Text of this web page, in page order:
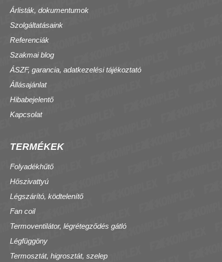
Árlisták, dokumentumok
Szolgáltatásaink
Referenciák
Szakmai blog
ÁSZF, garancia, adatkezelési tájékoztató
Állásajánlat
Hibabejelentő
Kapcsolat
TERMÉKEK
Folyadékhűtő
Hőszivattyú
Légszárító, ködtelenítő
Fan coil
Termoventilátor, légrétegződés gátló
Légfüggöny
Termosztát, higrosztát, szelep